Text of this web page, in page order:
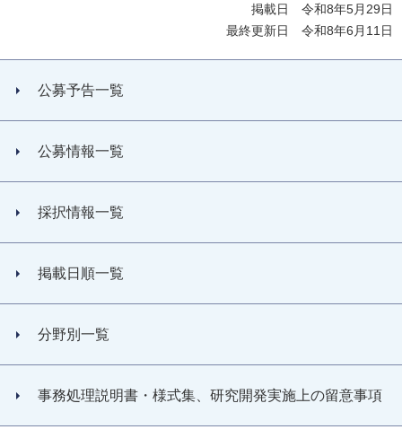
掲載日 令和8年5月29日
最終更新日 令和8年6月11日
公募予告一覧
公募情報一覧
採択情報一覧
掲載日順一覧
分野別一覧
事務処理説明書・様式集、研究開発実施上の留意事項